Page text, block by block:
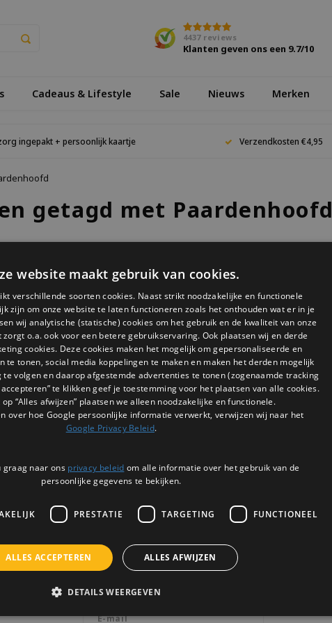
4437reviews
Klanten geven ons een 9.7/10
Cadeaus & Lifestyle Sale Nieuws Merken
ingepakt + persoonlijk kaartje Verzendkosten €4,95
getagd met Paardenhoofd
Nieuwsbrief
Ontvang de laatste updates, nieuws en aanbiedingen
via email
website maakt gebruik van cookies.
verschillende soorten cookies. Naast strikt noodzakelijke en functionele
zijn om onze website te laten functioneren zoals het onthouden wat er in je
wij analytische (statische) cookies om het gebruik en de kwaliteit van onze
o.a. ook voor een betere gebruikservaring. Ook plaatsen wij en derde
cookies. Deze cookies maken het mogelijk om gepersonaliseerde en
te tonen, social media koppelingen te maken en maken het derden mogelijk
volgen en daarop afgestemde advertenties te tonen (zogenaamde tracking
te klikken geef je toestemming voor het plaatsen van alle cookies.
“Alles afwijzen” plaatsen we alleen noodzakelijke en functionele.
over hoe Google persoonlijke informatie verwerkt, verwijzen wij naar het
Google Privacy Beleid.
graag naar ons privacy beleid om alle informatie over het gebruik van de
persoonlijke gegevens te bekijken.
PRESTATIE TARGETING FUNCTIONEEL
ALLES ACCEPTEREN ALLES AFWIJZEN
DETAILS WEERGEVEN